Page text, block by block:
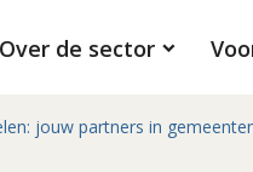
Over de sector
jouw partners in